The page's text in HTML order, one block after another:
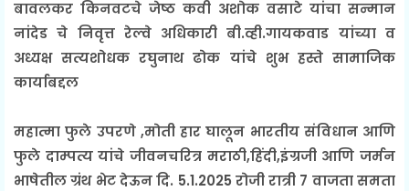
बावलकर किनवटचे जेष्ठ कवी अशोक वसाटे यांचा सन्मान
नांदेड चे निवृत्त रेल्वे अधिकारी बी.व्ही.गायकवाड यांच्या व
अध्यक्ष सत्यशोधक रघुनाथ ढोक यांचे शुभ हस्ते सामाजिक
कार्याबद्दल
महात्मा फुले उपरणे ,मोती हार घालून भारतीय संविधान आणि
फुले दाम्पत्य यांचे जीवनचरित्र मराठी,हिंदी,इंग्रजी आणि जर्मन
भाषेतील ग्रंथ भेट देऊन दि. 5.1.2025 रोजी रात्री 7 वाजता समता